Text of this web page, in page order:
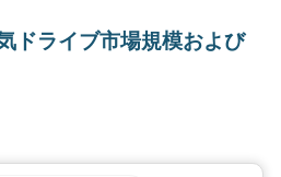
ドライブ市場規模および